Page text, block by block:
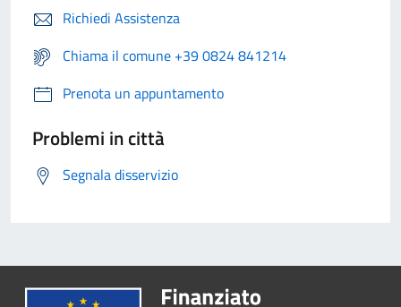
Richiedi Assistenza
Chiama il comune +39 0824 841214
Prenota un appuntamento
Problemi in città
Segnala disservizio